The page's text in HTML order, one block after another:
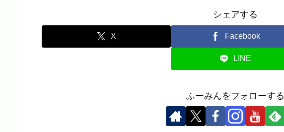
シェアする
X Facebook
LINE
ふーみんをフォローする